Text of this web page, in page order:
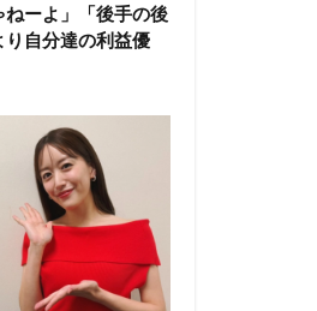
ーよ」「後手の後
自分達の利益優